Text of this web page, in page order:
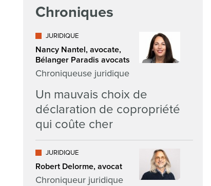
Chroniques
JURIDIQUE
Nancy Nantel, avocate,
Bélanger Paradis avocats
Chroniqueuse juridique
Un mauvais choix de
déclaration de copropriété
qui coûte cher
JURIDIQUE
Robert Delorme, avocat
Chroniqueur juridique